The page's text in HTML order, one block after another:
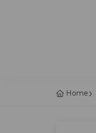
Home